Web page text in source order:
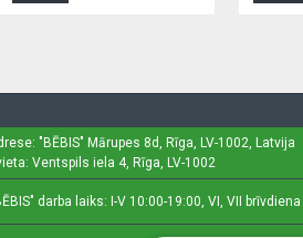
"BĒBIS" Mārupes 8d, Rīga, LV-1002, Latvija
Ventspils iela 4, Rīga, LV-1002
darba laiks: I-V 10:00-19:00, VI, VII brīvdiena